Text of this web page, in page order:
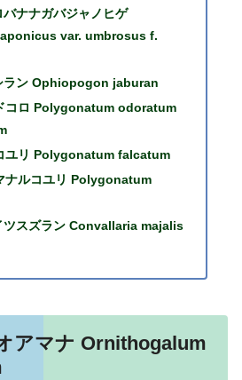
ナナガバジャノヒゲ
var. umbrosus f.
ラン Ophiopogon jaburan
コロ Polygonatum odoratum
ユリ Polygonatum falcatum
ナルコユリ Polygonatum
ツスズラン Convallaria majalis
アマナ Ornithogalum